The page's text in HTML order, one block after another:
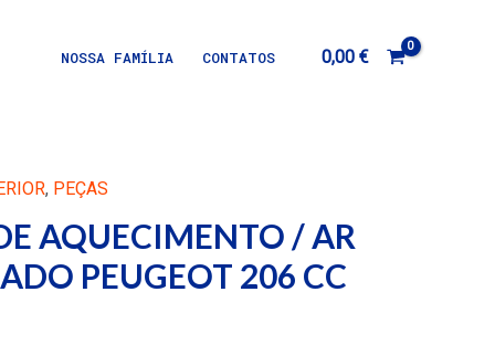
NOSSA FAMÍLIA CONTATOS 0,00 €
, PEÇAS
AQUECIMENTO / AR
PEUGEOT 206 CC